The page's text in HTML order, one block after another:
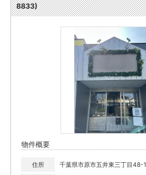
8833)
物件概要
住所 千葉県市原市五井東三丁目48-1